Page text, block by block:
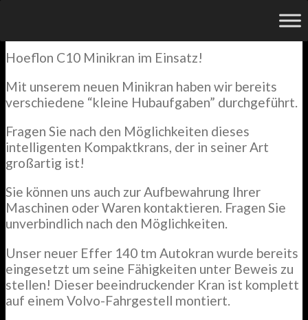
Hoeflon C10 Minikran im Einsatz!
Mit unserem neuen Minikran haben wir bereits
verschiedene “kleine Hubaufgaben” durchgeführt.
Fragen Sie nach den Möglichkeiten dieses
intelligenten Kompaktkrans, der in seiner Art
großartig ist!
Sie können uns auch zur Aufbewahrung Ihrer
Maschinen oder Waren kontaktieren. Fragen Sie
unverbindlich nach den Möglichkeiten.
Unser neuer Effer 140 tm Autokran wurde bereits
eingesetzt um seine Fähigkeiten unter Beweis zu
stellen! Dieser beeindruckender Kran ist komplett
auf einem Volvo-Fahrgestell montiert.